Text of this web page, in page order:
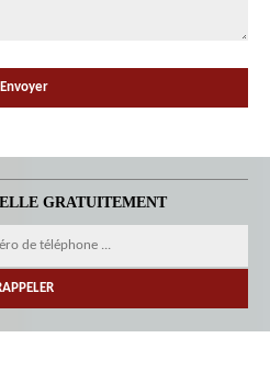
GRATUITEMENT